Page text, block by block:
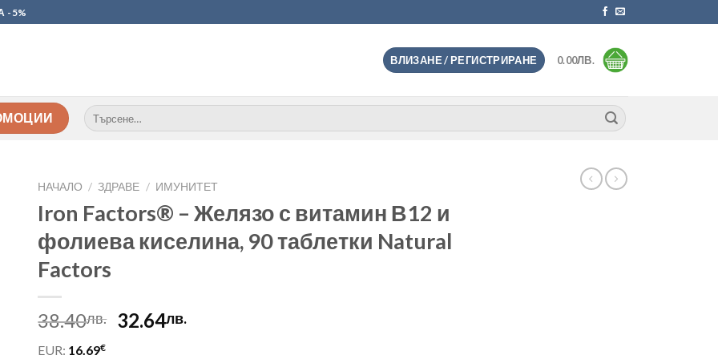
-5%
ВЛИЗАНЕ / РЕГИСТРИРАНЕ 0.00ЛВ.
Търсене
за:
НАЧАЛО / ЗДРАВЕ / ИМУНИТЕТ
Iron Factors® – Желязо с витамин В12 и
фолиева киселина, 90 таблетки Natural
Factors
38.40лв.
Original
32.64лв.Текущата
EUR: 16.69€